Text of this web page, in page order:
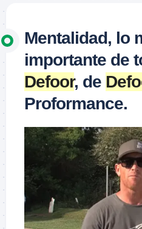
Mentalidad, lo
importante de
Defoor, de
Proformance.